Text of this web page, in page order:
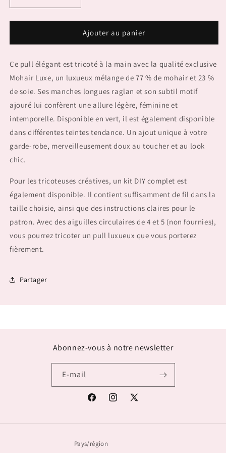
la
quantité
Sweater
la
quantité
Sweater
Ajouter au panier
Ce pull élégant est tricoté à la main avec la qualité exclusive
Mohair Luxe, un luxueux mélange de 77 % de mohair et 23 %
de soie. Ses manches longues raglan et son subtil motif
ajouré lui confèrent une allure légère, féminine et
intemporelle. Disponible en vert, il est également disponible
dans différentes teintes tendance. Un ajout unique à votre
garde-robe, merveilleusement doux au toucher et au look
chic.
Pour les tricoteuses créatives, un kit DIY complet est
également disponible. Il contient suffisamment de fil dans la
taille choisie, ainsi que des instructions claires pour le
patron. Avec des aiguilles circulaires de 4 et 5 (non fournies),
vous pourrez tricoter un pull luxueux que vous porterez
fièrement.
Partager
Abonnez-vous à notre newsletter
E-mail
FacebookInstagram
X
Pays/région